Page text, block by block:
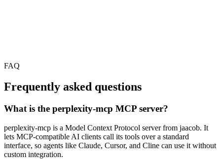
FAQ
Frequently asked questions
What is the perplexity-mcp MCP server?
perplexity-mcp is a Model Context Protocol server from jaacob. It
lets MCP-compatible AI clients call its tools over a standard
interface, so agents like Claude, Cursor, and Cline can use it without
custom integration.